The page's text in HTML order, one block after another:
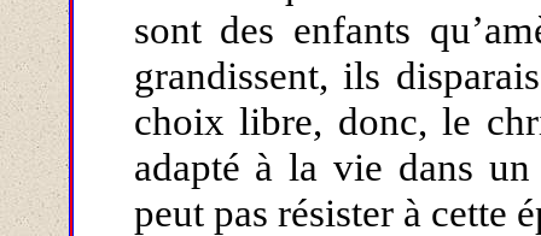
sont des enfants
grandissent, ils
choix libre, donc, le
adapté à la vie dans
peut pas résister à cette